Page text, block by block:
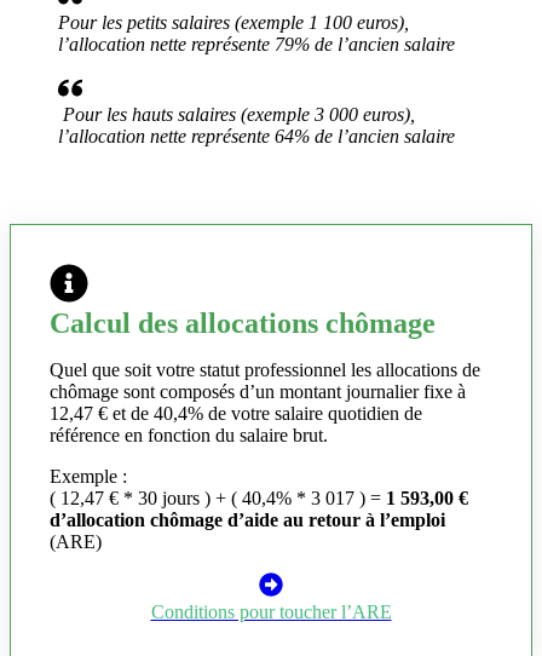
Pour les petits salaires (exemple 1 100 euros),
l’allocation nette représente 79% de l’ancien salaire
Pour les hauts salaires (exemple 3 000 euros),
l’allocation nette représente 64% de l’ancien salaire
Calcul des allocations chômage
Quel que soit votre statut professionnel les allocations de
chômage sont composés d’un montant journalier fixe à
12,47 € et de 40,4% de votre salaire quotidien de
référence en fonction du salaire brut.
Exemple :
( 12,47 € * 30 jours ) + ( 40,4% * 3 017 ) = 1 593,00 €
d’allocation chômage d’aide au retour à l’emploi
(ARE)
Conditions pour toucher l’ARE